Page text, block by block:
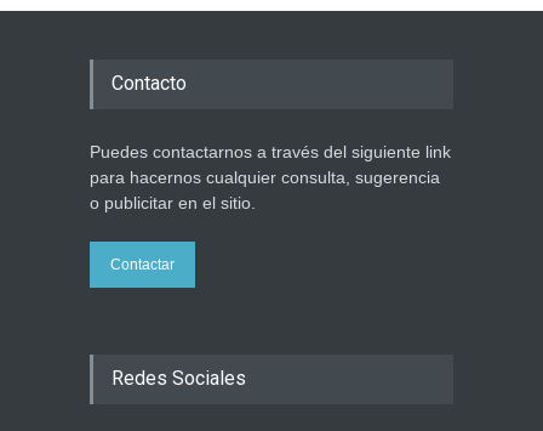
Contacto
Puedes contactarnos a través del siguiente link
para hacernos cualquier consulta, sugerencia
o publicitar en el sitio.
Contactar
Redes Sociales